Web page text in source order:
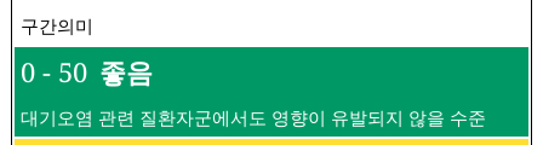
구간의미
0 - 50 좋음
대기오염 관련 질환자군에서도 영향이 유발되지 않을 수준